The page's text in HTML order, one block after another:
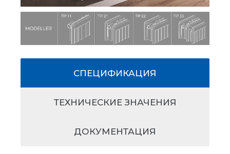
СПЕЦИФИКАЦИЯ
ТЕХНИЧЕСКИЕ ЗНАЧЕНИЯ
ДОКУМЕНТАЦИЯ